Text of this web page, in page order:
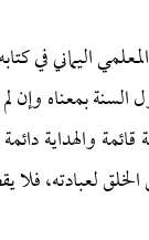
اليماني في كتابه
السنة بمعناه وإن
والهداية
لعبادته، فلا